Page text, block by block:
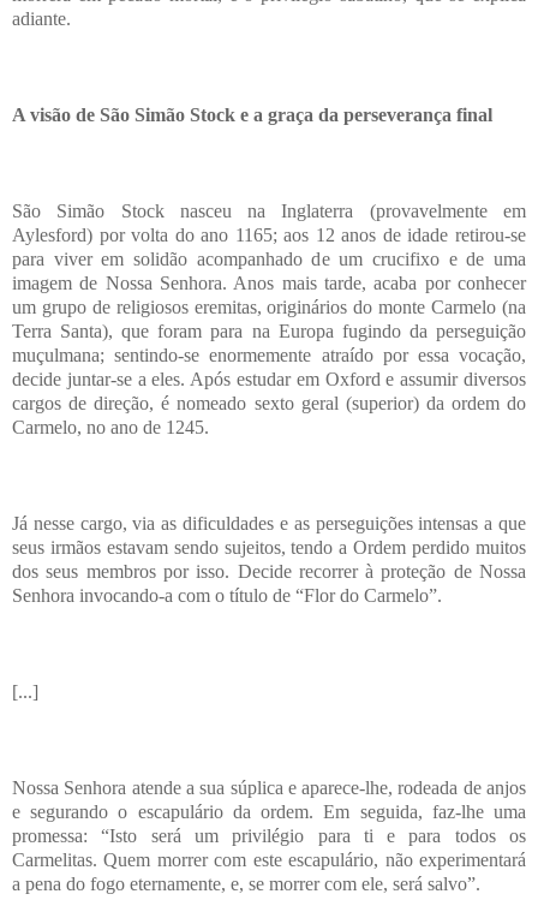
adiante.
A visão de São Simão Stock e a graça da perseverança final
São Simão Stock nasceu na Inglaterra (provavelmente em
Aylesford) por volta do ano 1165; aos 12 anos de idade retirou-se
para viver em solidão acompanhado de um crucifixo e de uma
imagem de Nossa Senhora. Anos mais tarde, acaba por conhecer
um grupo de religiosos eremitas, originários do monte Carmelo (na
Terra Santa), que foram para na Europa fugindo da perseguição
muçulmana; sentindo-se enormemente atraído por essa vocação,
decide juntar-se a eles. Após estudar em Oxford e assumir diversos
cargos de direção, é nomeado sexto geral (superior) da ordem do
Carmelo, no ano de 1245.
Já nesse cargo, via as dificuldades e as perseguições intensas a que
seus irmãos estavam sendo sujeitos, tendo a Ordem perdido muitos
dos seus membros por isso. Decide recorrer à proteção de Nossa
Senhora invocando-a com o título de “Flor do Carmelo”.
[...]
Nossa Senhora atende a sua súplica e aparece-lhe, rodeada de anjos
e segurando o escapulário da ordem. Em seguida, faz-lhe uma
promessa: “Isto será um privilégio para ti e para todos os
Carmelitas. Quem morrer com este escapulário, não experimentará
a pena do fogo eternamente, e, se morrer com ele, será salvo”.